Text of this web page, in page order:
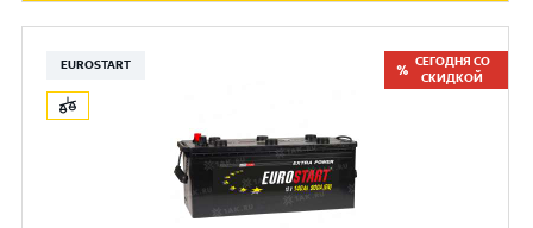
EUROSTART
СЕГОДНЯ СО
СКИДКОЙ